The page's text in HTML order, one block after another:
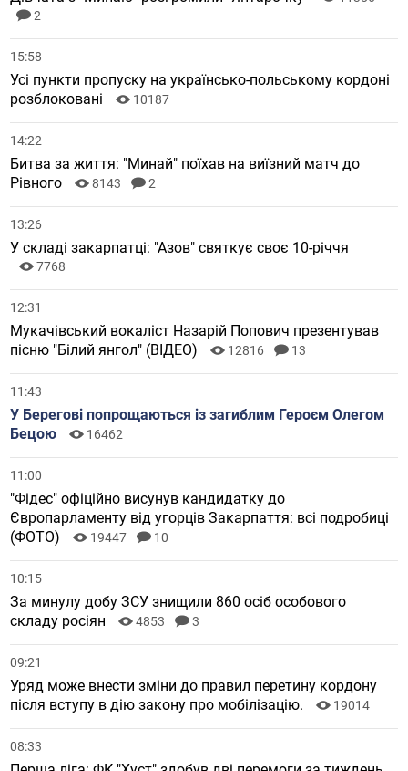
2
15:58
Усі пункти пропуску на українсько-польському кордоні
розблоковані
10187
14:22
Битва за життя: "Минай" поїхав на виїзний матч до
Рівного
8143 2
13:26
У складі закарпатці: "Азов" святкує своє 10-річчя
7768
12:31
Мукачівський вокаліст Назарій Попович презентував
пісню "Білий янгол" (ВІДЕО)
12816 13
11:43
У Берегові попрощаються із загиблим Героєм Олегом
Бецою
16462
11:00
"Фідес" офіційно висунув кандидатку до
Європарламенту від угорців Закарпаття: всі подробиці
(ФОТО)
19447 10
10:15
За минулу добу ЗСУ знищили 860 осіб особового
складу росіян
4853 3
09:21
Уряд може внести зміни до правил перетину кордону
після вступу в дію закону про мобілізацію.
19014
08:33